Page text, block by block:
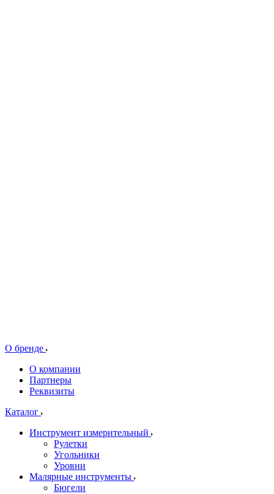
О бренде
О компании
Партнеры
Реквизиты
Каталог
Инструмент измерительный
Рулетки
Угольники
Уровни
Малярные инструменты
Бюгели